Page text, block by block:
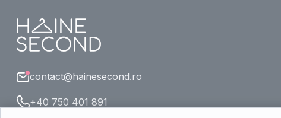
contact@hainesecond.ro
+40 750 401 891